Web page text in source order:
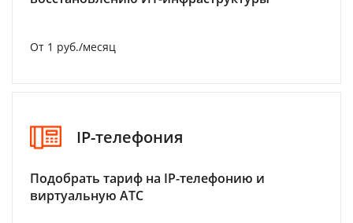
От 1 руб./месяц
IP-телефония
Подобрать тариф на IP-телефонию и
виртуальную АТС